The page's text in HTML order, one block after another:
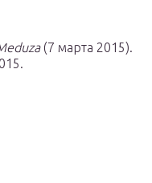
(7 марта 2015).